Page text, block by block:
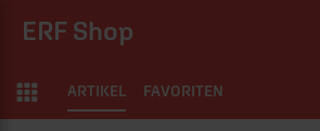
ERF Shop
ARTIKEL FAVORITEN